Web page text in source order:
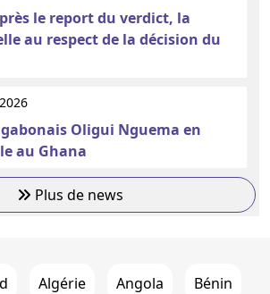
le report du verdict, la
au respect de la décision du
Oligui Nguema en
au Ghana
Plus de news
Algérie Angola Bénin